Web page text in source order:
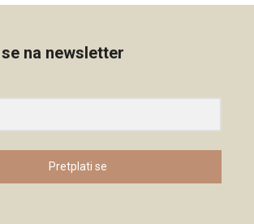
na newsletter
Pretplati se